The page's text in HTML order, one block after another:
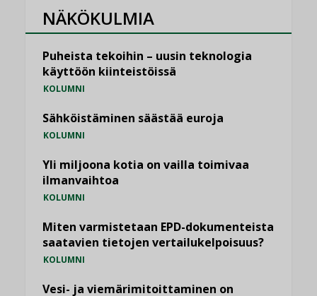
NÄKÖKULMIA
Puheista tekoihin – uusin teknologia
käyttöön kiinteistöissä
KOLUMNI
Sähköistäminen säästää euroja
KOLUMNI
Yli miljoona kotia on vailla toimivaa
ilmanvaihtoa
KOLUMNI
Miten varmistetaan EPD-dokumenteista
saatavien tietojen vertailukelpoisuus?
KOLUMNI
Vesi- ja viemärimitoittaminen on